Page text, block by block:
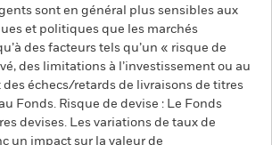
sont en général plus sensibles aux
et politiques que les marchés
des facteurs tels qu’un « risque de
des limitations à l’investissement ou au
des échecs/retards de livraisons de titres
Fonds. Risque de devise : Le Fonds
devises. Les variations de taux de
un impact sur la valeur de